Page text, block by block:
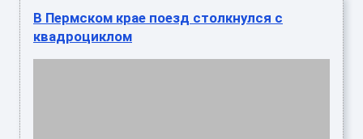
В Пермском крае поезд столкнулся с
квадроциклом